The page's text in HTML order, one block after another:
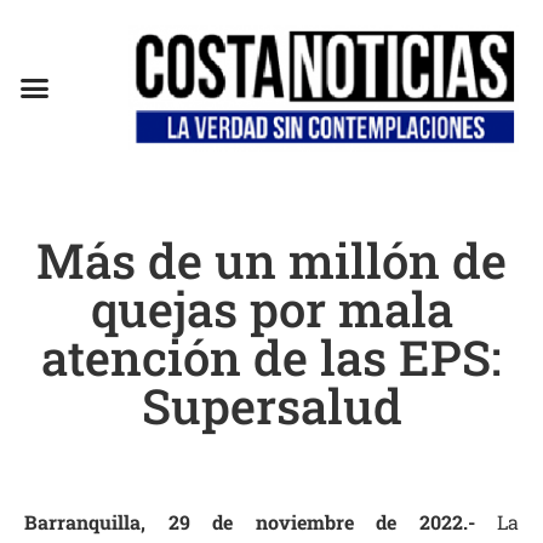
Más de un millón de
quejas por mala
atención de las EPS:
Supersalud
Barranquilla, 29 de noviembre de 2022.-La